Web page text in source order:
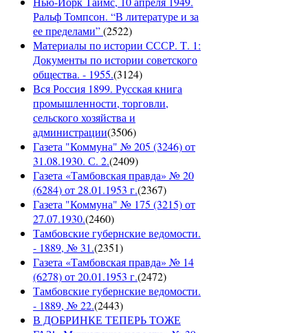
Ральф Томпсон. “В литературе и за
ее пределами”(2522)
Материалы по истории СССР. Т. 1:
Документы по истории советского
общества. - 1955.(3124)
Вся Россия 1899. Русская книга
промышленности, торговли,
сельского хозяйства и
администрации(3506)
Газета "Коммуна" № 205 (3246) от
31.08.1930. С. 2.(2409)
Газета «Тамбовская правда» № 20
(6284) от 28.01.1953 г.(2367)
Газета "Коммуна" № 175 (3215) от
27.07.1930.(2460)
Тамбовские губернские ведомости.
- 1889, № 31.(2351)
Газета «Тамбовская правда» № 14
(6278) от 20.01.1953 г.(2472)
Тамбовские губернские ведомости.
- 1889, № 22.(2443)
В ДОБРИНКЕ ТЕПЕРЬ ТОЖЕ